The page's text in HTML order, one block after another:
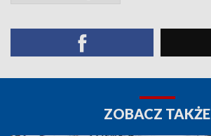
ZOBACZ TAKŻE